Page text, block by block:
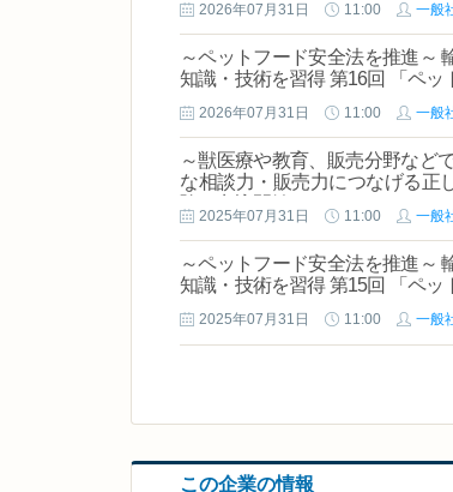
2026年07月31日 11:00 一般
～ペットフード安全法を推進～
知識・技術を習得 第16回 「ペ
2026年07月31日 11:00 一般
～獣医療や教育、販売分野など
な相談力・販売力につなげる正
2025年07月31日 11:00 一般
～ペットフード安全法を推進～
知識・技術を習得 第15回 「ペ
2025年07月31日 11:00 一般
この企業の情報